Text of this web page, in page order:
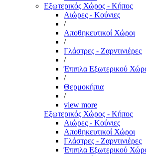
Εξωτερικός Χώρος - Κήπος
Αιώρες - Κούνιες
/
Αποθηκευτικοί Χώροι
/
Γλάστρες - Ζαρντινιέρες
/
Έπιπλα Εξωτερικού
/
Θερμοκήπια
/
view more
Εξωτερικός Χώρος - Κήπος
Αιώρες - Κούνιες
Αποθηκευτικοί Χώροι
Γλάστρες - Ζαρντινιέρες
Έπιπλα Εξωτερικού